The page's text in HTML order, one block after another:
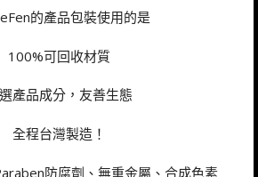
的產品包裝使用的是
100%可回收材質
產品成分，友善生態
全程台灣製造！
防腐劑、無重金屬、合成色素